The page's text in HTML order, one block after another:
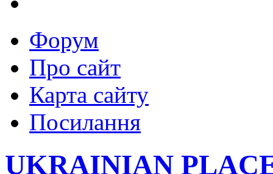
Форум
Про сайт
Карта сайту
Посилання
UKRAINIAN